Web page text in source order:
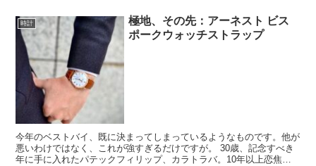
時計
極地、その先：アーネスト ビス
ポークウォッチストラップ
今年のベストバイ、既に決まってしまっているようなものです。他が
悪いわけではなく、これが強すぎるだけですが。 30歳、記念すべき
年に手に入れたパテックフィリップ、カラトラバ。10年以上恋焦が